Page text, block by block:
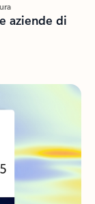
aziende di